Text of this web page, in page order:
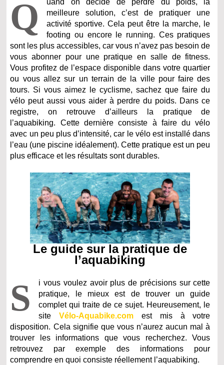
Q
uand on décide de perdre du poids, la
meilleure solution, c’est de pratiquer une
activité sportive. Cela peut être la marche, le
footing ou encore le running. Ces pratiques
sont les plus accessibles, car vous n’avez pas besoin de
vous abonner pour une pratique en salle de fitness.
Vous profitez de l’espace disponible dans votre quartier
ou vous allez sur un terrain de la ville pour faire des
tours. Si vous aimez le cyclisme, sachez que faire du
vélo peut aussi vous aider à perdre du poids. Dans ce
registre, on retrouve d’ailleurs la pratique de
l’aquabiking. Cette dernière consiste à faire du vélo
avec un peu plus d’intensité, car le vélo est installé dans
l’eau (une piscine idéalement). Cette pratique est un peu
plus efficace et les résultats sont durables.
Le guide sur la pratique de
l’aquabiking
S
i vous voulez avoir plus de précisions sur cette
pratique, le mieux est de trouver un guide
complet qui traite de ce sujet. Heureusement, le
siteVélo-Aquabike.com est mis à votre
disposition. Cela signifie que vous n’aurez aucun mal à
trouver les informations que vous recherchez. Vous
retrouvez par exemple des informations pour
comprendre en quoi consiste réellement l’aquabiking.